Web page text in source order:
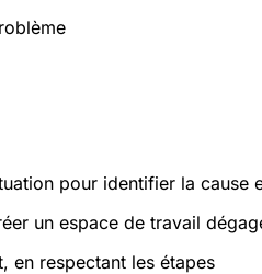
pour identifier la cause
un espace de travail
en respectant les étapes